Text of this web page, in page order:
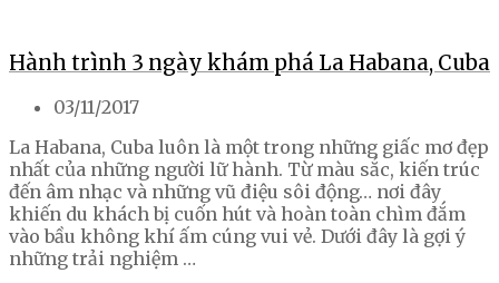
Hành trình 3 ngày khám phá La Habana, Cuba
03/11/2017
La Habana, Cuba luôn là một trong những giấc mơ đẹp
nhất của những người lữ hành. Từ màu sắc, kiến trúc
đến âm nhạc và những vũ điệu sôi động… nơi đây
khiến du khách bị cuốn hút và hoàn toàn chìm đắm
vào bầu không khí ấm cúng vui vẻ. Dưới đây là gợi ý
những trải nghiệm …